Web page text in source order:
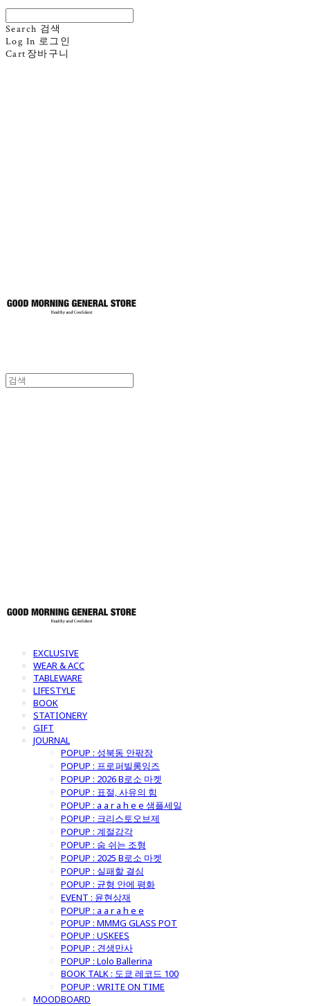
Search 검색
Log In 로그인
Cart 장바구니
EXCLUSIVE
WEAR & ACC
TABLEWARE
LIFESTYLE
BOOK
STATIONERY
GIFT
JOURNAL
POPUP : 성북동 안팎장
POPUP : 프로퍼빌롱잉즈
POPUP : 2026 B로소 마켓
POPUP : 표절, 사유의 힘
POPUP : a a r a h e e 샘플세일
POPUP : 크리스토오브제
POPUP : 계절감각
POPUP : 숨 쉬는 조형
POPUP : 2025 B로소 마켓
POPUP : 실패할 결심
POPUP : 균형 안에 평화
EVENT : 윤현상재
POPUP : a a r a h e e
POPUP : MMMG GLASS POT
POPUP : USKEES
POPUP : 견생만사
POPUP : Lolo Ballerina
BOOK TALK : 도쿄 레코드 100
POPUP : WRITE ON TIME
MOODBOARD